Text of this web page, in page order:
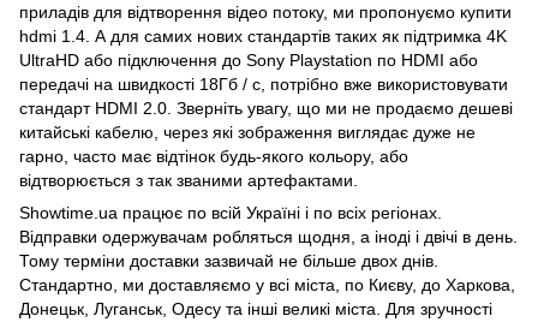
приладів для відтворення відео потоку, ми пропонуємо купити
hdmi 1.4. А для самих нових стандартів таких як підтримка 4K
UltraHD або підключення до Sony Playstation по HDMI або
передачі на швидкості 18Гб / с, потрібно вже використовувати
стандарт HDMI 2.0. Зверніть увагу, що ми не продаємо дешеві
китайські кабелю, через які зображення виглядає дуже не
гарно, часто має відтінок будь-якого кольору, або
відтворюється з так званими артефактами.
Showtime.ua працює по всій Україні і по всіх регіонах.
Відправки одержувачам робляться щодня, а іноді і двічі в день.
Тому терміни доставки зазвичай не більше двох днів.
Стандартно, ми доставляємо у всі міста, по Києву, до Харкова,
Донецьк, Луганськ, Одесу та інші великі міста. Для зручності